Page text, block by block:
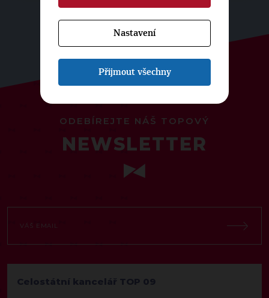
ODEBÍREJTE NÁŠ TOPOVÝ
NEWSLETTER
Celostátní kancelář TOP 09
Nastavení
Přijmout všechny